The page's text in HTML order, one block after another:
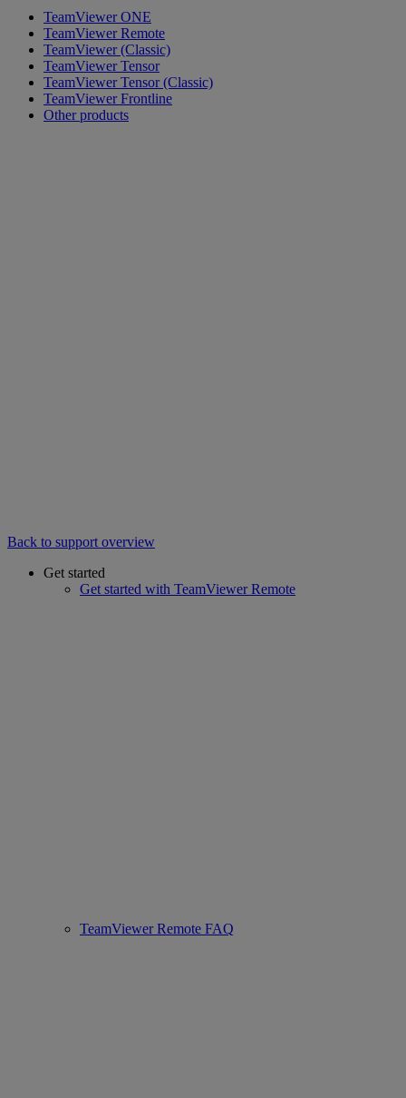
TeamViewer ONE
TeamViewer Remote
TeamViewer (Classic)
TeamViewer Tensor
TeamViewer Tensor (Classic)
TeamViewer Frontline
Other products
Back to support overview
Get started
Get started with TeamViewer Remote
TeamViewer Remote FAQ